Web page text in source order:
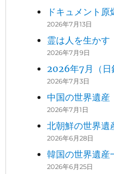
ドキュメント原
2026年7月13日
霊は人を生かす
2026年7月9日
2026年7月（日
2026年7月3日
中国の世界遺産
2026年7月1日
北朝鮮の世界遺
2026年6月28日
韓国の世界遺産
2026年6月25日